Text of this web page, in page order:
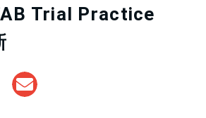
Trial Practice